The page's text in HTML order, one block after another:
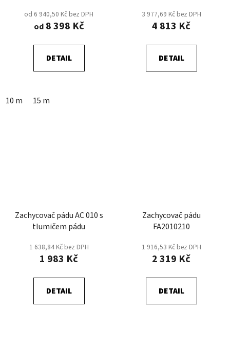
od 6 940,50 Kč bez DPH
od8 398 Kč
DETAIL
10 m 15 m
3 977,69 Kč bez DPH
4 813 Kč
DETAIL
Zachycovač pádu AC 010 s
tlumičem pádu
1 638,84 Kč bez DPH
1 983 Kč
DETAIL
Zachycovač pádu
FA2010210
1 916,53 Kč bez DPH
2 319 Kč
DETAIL